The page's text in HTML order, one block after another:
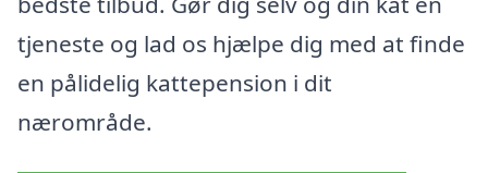
tjeneste og lad os hjælpe dig med at finde
en pålidelig kattepension i dit
nærområde.